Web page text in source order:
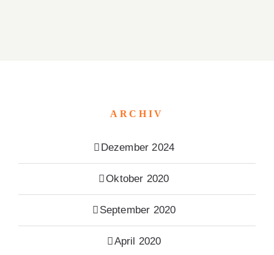
ARCHIV
Dezember 2024
Oktober 2020
September 2020
April 2020